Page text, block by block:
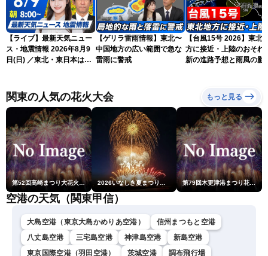
【ライブ】最新天気ニュー
ス・地震情報 2026年8月9
日(日) ／東北・東日本は急
ュースLiVEサンシャイン・
岡本結子リサ／山口剛央〉
【ゲリラ雷雨情報】東北〜
中国地方の広い範囲で急な
雷雨に警戒
【台風15号 2026】東北
方に接近・上陸のおそれ
新の進路予想と雨風の影
関東の人気の花火大会 もっと見る
第52回高崎まつり大花火大会 第79回木更津港まつり花火大会
空港の天気（関東甲信）
大島空港（東京大島かめりあ空港）
信州まつもと空港
八丈島空港
三宅島空港 神津島空港
新島空港
東京国際空港（羽田空港）
茨城空港 調布飛行場